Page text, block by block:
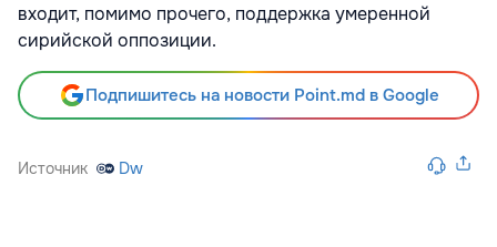
входит, помимо прочего, поддержка умеренной
сирийской оппозиции.
Подпишитесь на новости Point.md в Google
Источник Dw